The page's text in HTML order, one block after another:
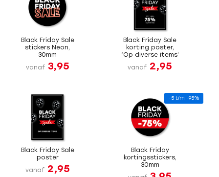
Black Friday Sale
stickers Neon,
30mm
vanaf 3,95
Black Friday Sale
korting poster,
‘Op diverse items’
vanaf 2,95
Black Friday Sale
poster
vanaf 2,95
-5 t/m -95%
Black Friday
kortingsstickers,
30mm